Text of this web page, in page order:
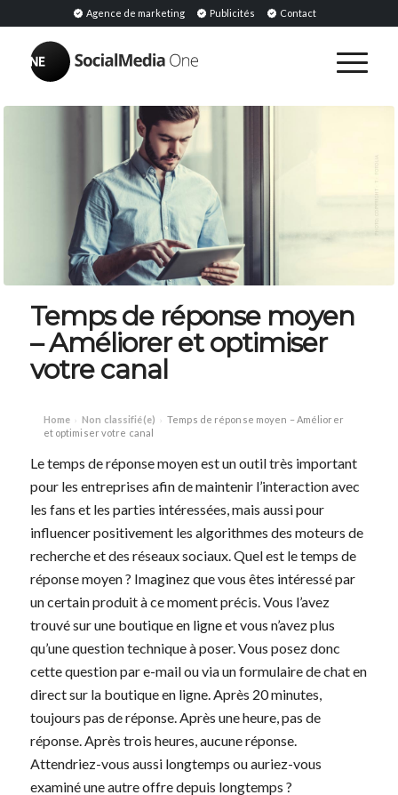
Agence de marketing Publicités Contact
Temps de réponse moyen
– Améliorer et optimiser
votre canal
Home › Non classifié(e) › Temps de réponse moyen – Améliorer
et optimiser votre canal
Le temps de réponse moyen est un outil très important
pour les entreprises afin de maintenir l’interaction avec
les fans et les parties intéressées, mais aussi pour
influencer positivement les algorithmes des moteurs de
recherche et des réseaux sociaux. Quel est le temps de
réponse moyen ? Imaginez que vous êtes intéressé par
un certain produit à ce moment précis. Vous l’avez
trouvé sur une boutique en ligne et vous n’avez plus
qu’une question technique à poser. Vous posez donc
cette question par e-mail ou via un formulaire de chat en
direct sur la boutique en ligne. Après 20 minutes,
toujours pas de réponse. Après une heure, pas de
réponse. Après trois heures, aucune réponse.
Attendriez-vous aussi longtemps ou auriez-vous
examiné une autre offre depuis longtemps ?